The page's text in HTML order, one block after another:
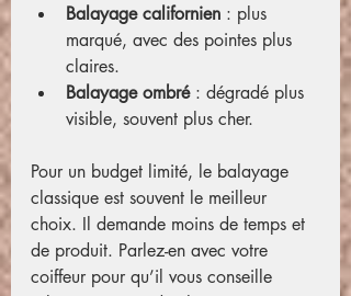
Balayage californien : plus
marqué, avec des pointes plus
claires.
Balayage ombré : dégradé plus
visible, souvent plus cher.
Pour un budget limité, le balayage
classique est souvent le meilleur
choix. Il demande moins de temps et
de produit. Parlez-en avec votre
coiffeur pour qu’il vous conseille